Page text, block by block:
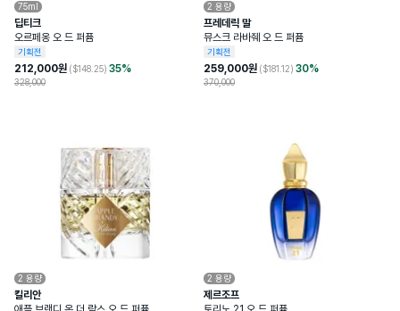
75ml
딥티크
오르페옹 오 드 퍼퓸
기획전
212,000원 ($148.25) 35%
328,000
2 용량
프레데릭 말
뮤스크 라바줴 오 드 퍼퓸
기획전
259,000원 ($181.12) 30%
370,000
2 용량
킬리안
2 용량
제르조프